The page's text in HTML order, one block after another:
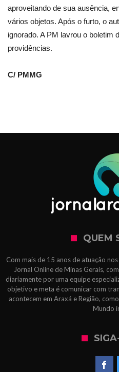
aproveitando de sua ausência,
vários objetos. Após o furto, o
ignorado. A PM lavrou o boletim
providências.
C/ PMMG
QUEM
Com mais de 15 anos de atuação
Jornal Online de Minas Gerais,
diariamente por uma equipe
objetivo e meta é comunicar com
acontecem em Araxá e Região,
Mundo